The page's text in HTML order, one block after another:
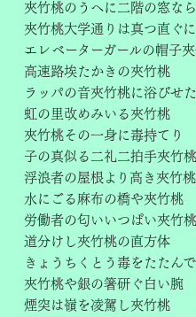
夾竹桃のうへに二階の窓な
夾竹桃大学通りは真つ直ぐに
エレベーターガールの帽子
高速路埃たかきの夾竹桃
ラッパの音夾竹桃に浴びせ
虹の里改めみいる夾竹桃
夾竹桃その一身に毒持てり
子の真似る二礼二拍手夾竹桃
浮浪者の屋根より高き夾竹桃
水にごる麻布の橋や夾竹桃
労働者の匂いいつぱい夾竹桃
道分けし夾竹桃の直方体
きょうちくとう毒をたたん
夾竹桃や銀の箸研ぐ白い腕
煙突は嶺を凌駕し夾竹桃